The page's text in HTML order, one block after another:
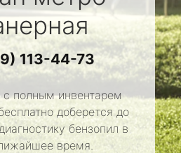
113-44-73
полным инвентарем
доберется до
бензопил в
время.